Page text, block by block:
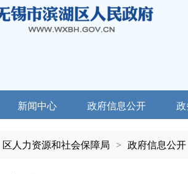
新闻中心 政府信息公开 政
区人力资源和社会保障局 > 政府信息公开